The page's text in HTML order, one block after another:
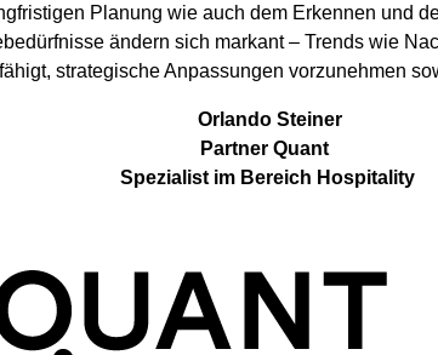
Planung wie auch dem Erkennen und
ändern sich markant – Trends wie
strategische Anpassungen vorzunehmen
Orlando Steiner
Partner Quant
Spezialist im Bereich Hospitality